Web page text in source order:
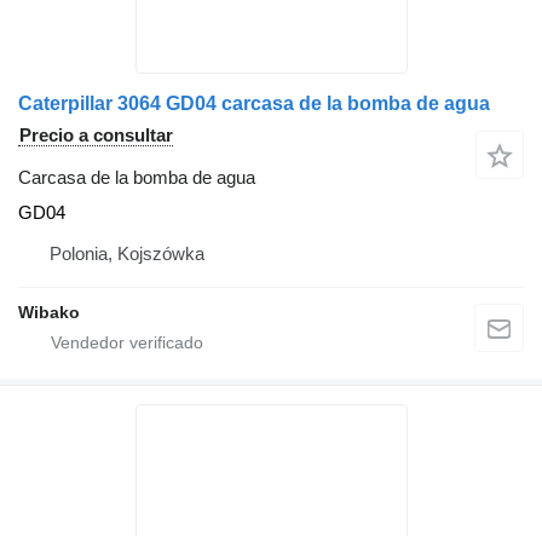
Caterpillar 3064 GD04 carcasa de la bomba de agua
Precio a consultar
Carcasa de la bomba de agua
GD04
Polonia, Kojszówka
Wibako